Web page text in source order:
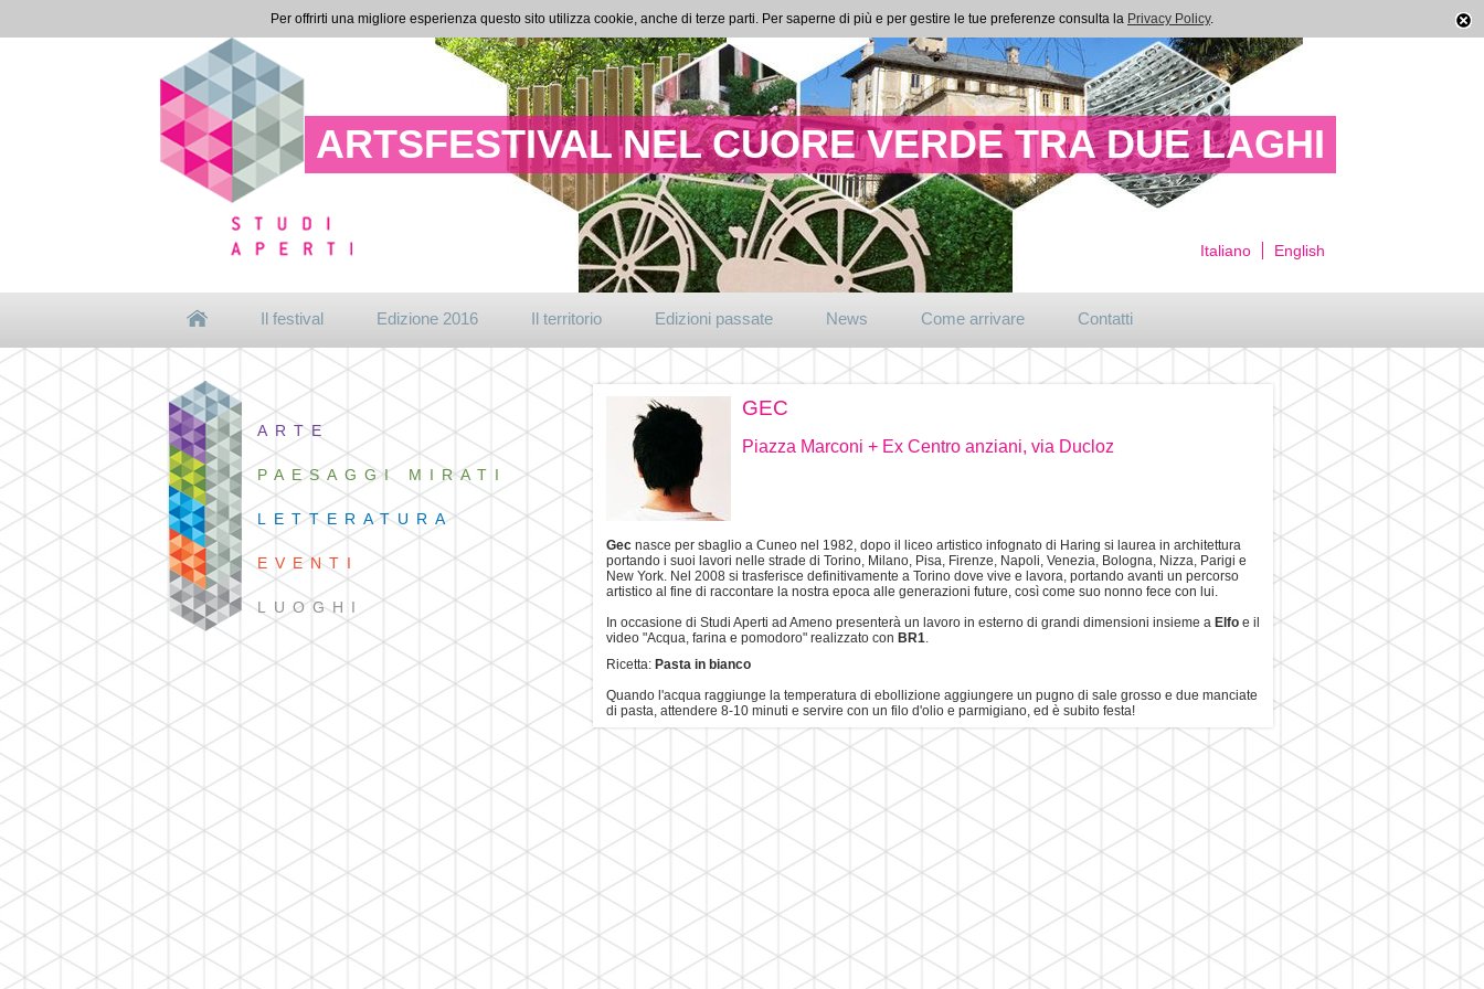
Italiano English
ARTSFESTIVAL NEL CUORE VERDE TRA DUE LAGHI
Il festival Edizione 2016 Il territorio Edizioni passate News Come arrivare Contatti
ARTE
PAESAGGI MIRATI
LETTERATURA
EVENTI
LUOGHI
GEC
Piazza Marconi + Ex Centro anziani, via Ducloz
Gec nasce per sbaglio a Cuneo nel 1982, dopo il liceo artistico infognato di Haring si laurea in architettura
portando i suoi lavori nelle strade di Torino, Milano, Pisa, Firenze, Napoli, Venezia, Bologna, Nizza, Parigi e
New York. Nel 2008 si trasferisce definitivamente a Torino dove vive e lavora, portando avanti un percorso
artistico al fine di raccontare la nostra epoca alle generazioni future, così come suo nonno fece con lui.
In occasione di Studi Aperti ad Ameno presenterà un lavoro in esterno di grandi dimensioni insieme a Elfoe il
video "Acqua, farina e pomodoro" realizzato con BR1.
Ricetta: Pasta in bianco
Quando l'acqua raggiunge la temperatura di ebollizione aggiungere un pugno di sale grosso e due manciate
di pasta, attendere 8-10 minuti e servire con un filo d'olio e parmigiano, ed è subito festa!
Per offrirti una migliore esperienza questo sito utilizza cookie, anche di terze parti. Per saperne di più e per gestire le tue preferenze consulta la Privacy Policy.